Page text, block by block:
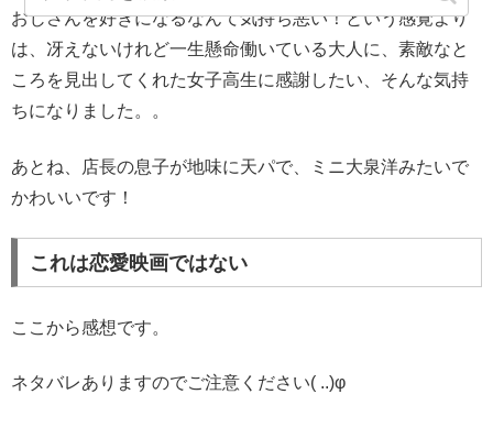
おじさんを好きになるなんて気持ち悪い！という感覚より
は、冴えないけれど一生懸命働いている大人に、素敵なと
ころを見出してくれた女子高生に感謝したい、そんな気持
ちになりました。。
あとね、店長の息子が地味に天パで、ミニ大泉洋みたいで
かわいいです！
これは恋愛映画ではない
ここから感想です。
ネタバレありますのでご注意ください( ..)φ